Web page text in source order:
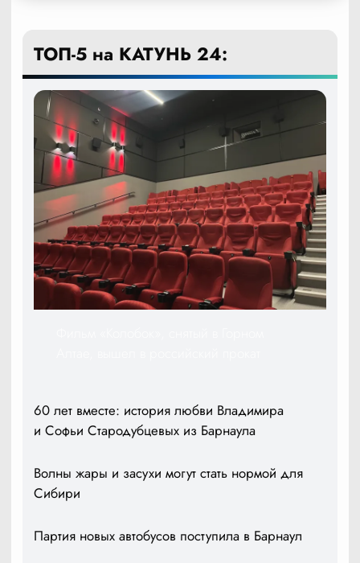
ТОП-5 на КАТУНЬ 24:
60 лет вместе: история любви Владимира
и Софьи Стародубцевых из Барнаула
Волны жары и засухи могут стать нормой для
Сибири
Партия новых автобусов поступила в Барнаул